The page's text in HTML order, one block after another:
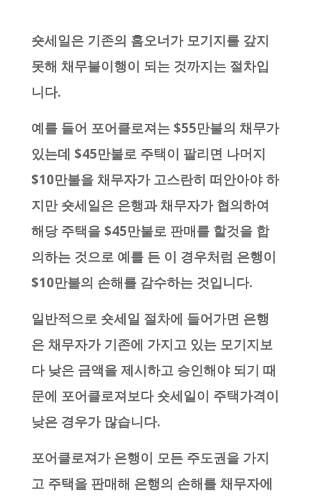
숏세일은 기존의 홈오너가 모기지를 갚지
못해 채무불이행이 되는 것까지는 절차입
니다.
예를 들어 포어클로져는 $55만불의 채무가
있는데 $45만불로 주택이 팔리면 나머지
$10만불을 채무자가 고스란히 떠안아야 하
지만 숏세일은 은행과 채무자가 협의하여
해당 주택을 $45만불로 판매를 할것을 합
의하는 것으로 예를 든 이 경우처럼 은행이
$10만불의 손해를 감수하는 것입니다.
일반적으로 숏세일 절차에 들어가면 은행
은 채무자가 기존에 가지고 있는 모기지보
다 낮은 금액을 제시하고 승인해야 되기 때
문에 포어클로져보다 숏세일이 주택가격이
낮은 경우가 많습니다.
포어클로져가 은행이 모든 주도권을 가지
고 주택을 판매해 은행의 손해를 채무자에